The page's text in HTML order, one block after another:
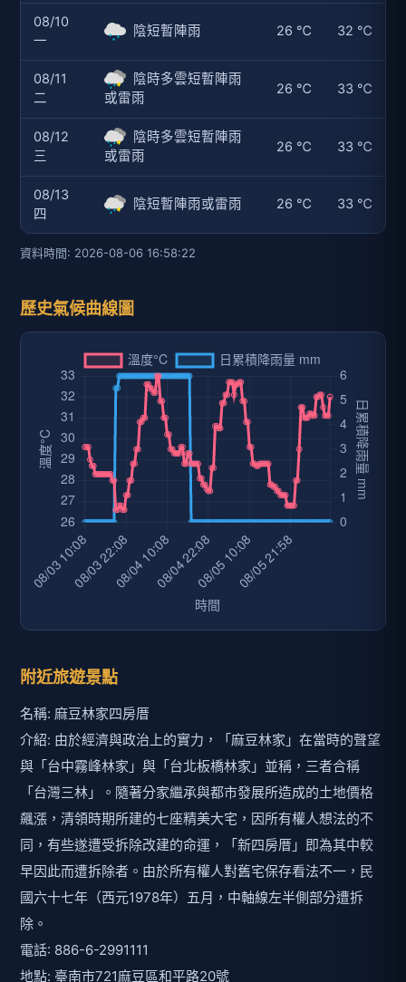
08/10
一
陰短暫陣雨 26 ℃ 32 ℃
08/11
二
陰時多雲短暫陣雨
或雷雨
26 ℃ 33 ℃
08/12
三
陰時多雲短暫陣雨
或雷雨
26 ℃ 33 ℃
08/13
四
陰短暫陣雨或雷雨 26 ℃ 33 ℃
資料時間: 2026-08-06 16:58:22
歷史氣候曲線圖
附近旅遊景點
名稱: 麻豆林家四房厝
介紹: 由於經濟與政治上的實力，「麻豆林家」在當時的聲望
與「台中霧峰林家」與「台北板橋林家」並稱，三者合稱
「台灣三林」。隨著分家繼承與都市發展所造成的土地價格
飆漲，清領時期所建的七座精美大宅，因所有權人想法的不
同，有些遂遭受拆除改建的命運，「新四房厝」即為其中較
早因此而遭拆除者。由於所有權人對舊宅保存看法不一，民
國六十七年（西元1978年）五月，中軸線左半側部分遭拆
除。
電話: 886-6-2991111
地點: 臺南市721麻豆區和平路20號